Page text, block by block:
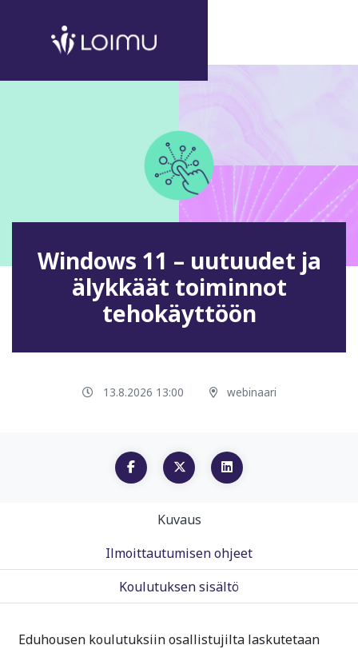
Windows 11 – uutuudet ja
älykkäät toiminnot
tehokäyttöön
13.8.2026 13:00 webinaari
Kuvaus
Ilmoittautumisen ohjeet
Koulutuksen sisältö
Eduhousen koulutuksiin osallistujilta laskutetaan